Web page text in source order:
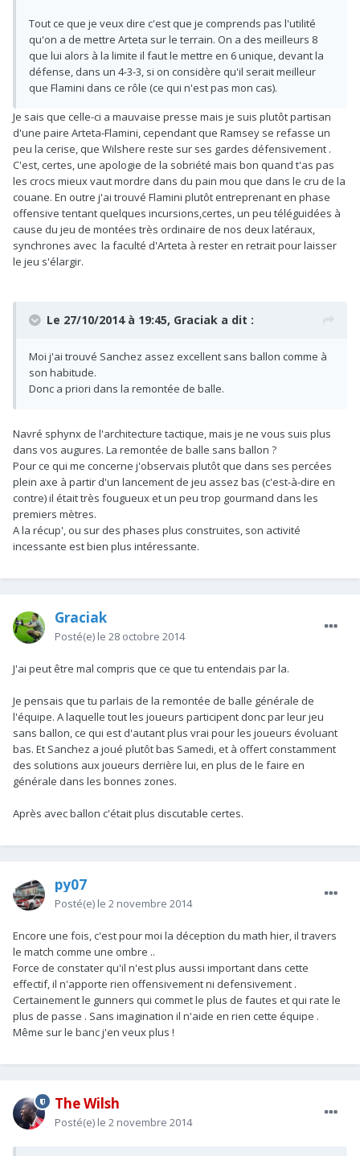
Tout ce que je veux dire c'est que je comprends pas l'utilité
qu'on a de mettre Arteta sur le terrain. On a des meilleurs 8
que lui alors à la limite il faut le mettre en 6 unique, devant la
défense, dans un 4-3-3, si on considère qu'il serait meilleur
que Flamini dans ce rôle (ce qui n'est pas mon cas).
Je sais que celle-ci a mauvaise presse mais je suis plutôt partisan
d'une paire Arteta-Flamini, cependant que Ramsey se refasse un
peu la cerise, que Wilshere reste sur ses gardes défensivement .
C'est, certes, une apologie de la sobriété mais bon quand t'as pas
les crocs mieux vaut mordre dans du pain mou que dans le cru de la
couane. En outre j'ai trouvé Flamini plutôt entreprenant en phase
offensive tentant quelques incursions,certes, un peu téléguidées à
cause du jeu de montées très ordinaire de nos deux latéraux,
synchrones avec la faculté d'Arteta à rester en retrait pour laisser
le jeu s'élargir.
Le 27/10/2014 à 19:45, Graciak a dit :
Moi j'ai trouvé Sanchez assez excellent sans ballon comme à
son habitude.
Donc a priori dans la remontée de balle.
Navré sphynx de l'architecture tactique, mais je ne vous suis plus
dans vos augures. La remontée de balle sans ballon ?
Pour ce qui me concerne j'observais plutôt que dans ses percées
plein axe à partir d'un lancement de jeu assez bas (c'est-à-dire en
contre) il était très fougueux et un peu trop gourmand dans les
premiers mètres.
A la récup', ou sur des phases plus construites, son activité
incessante est bien plus intéressante.
Graciak
Posté(e) le 28 octobre 2014
J'ai peut être mal compris que ce que tu entendais par la.
Je pensais que tu parlais de la remontée de balle générale de
l'équipe. A laquelle tout les joueurs participent donc par leur jeu
sans ballon, ce qui est d'autant plus vrai pour les joueurs évoluant
bas. Et Sanchez a joué plutôt bas Samedi, et à offert constamment
des solutions aux joueurs derrière lui, en plus de le faire en
générale dans les bonnes zones.
Après avec ballon c'était plus discutable certes.
py07
Posté(e) le 2 novembre 2014
Encore une fois, c'est pour moi la déception du math hier, il travers
le match comme une ombre ..
Force de constater qu'il n'est plus aussi important dans cette
effectif, il n'apporte rien offensivement ni defensivement .
Certainement le gunners qui commet le plus de fautes et qui rate le
plus de passe . Sans imagination il n'aide en rien cette équipe .
Même sur le banc j'en veux plus !
The Wilsh
Posté(e) le 2 novembre 2014